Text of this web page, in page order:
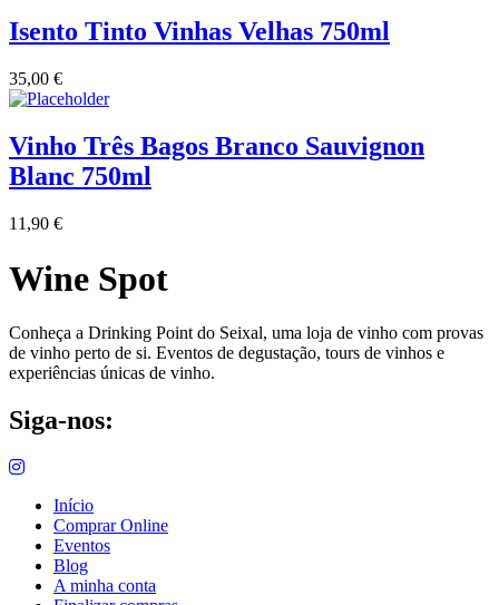
Isento Tinto Vinhas Velhas 750ml
35,00 €
Vinho Três Bagos Branco Sauvignon
Blanc 750ml
11,90 €
Wine Spot
Conheça a Drinking Point do Seixal, uma loja de vinho com provas
de vinho perto de si. Eventos de degustação, tours de vinhos e
experiências únicas de vinho.
Siga-nos:
Início
Comprar Online
Eventos
Blog
A minha conta